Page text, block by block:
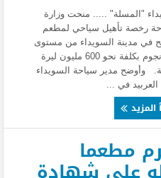
"المسلة" ..... منحت وزارة
رخصة تأهيل سياحي لمطعم
في مدينة السويداء من مستوى
ثلاث نجوم بكلفة نحو 600 مليون ليرة
وأوضح مدير سياحة السويداء
في ...
المزيد
مطعما